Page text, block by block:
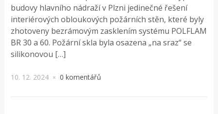
budovy hlavního nádraží v Plzni jedinečné řešení
interiérových obloukových požárních stěn, které byly
zhotoveny bezrámovým zasklením systému POLFLAM
BR 30 a 60. Požární skla byla osazena „na sraz“ se
silikonovou […]
10. 12. 2024 × 0 komentářů